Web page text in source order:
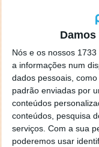
Nós e os nossos 1733
a informações num
dados pessoais,
padrão enviadas por
conteúdos
conteúdos, pesquisa
serviços. Com a sua
poderemos usar
Além disso, o
apresentar avisos
notificação de
bloqueado, da
atualizado da
seguros.